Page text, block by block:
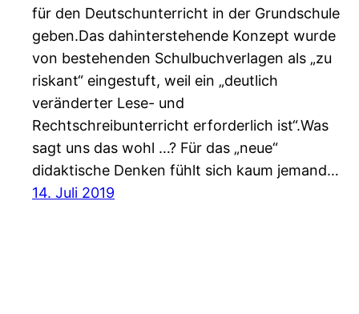
für den Deutschunterricht in der Grundschule
geben.Das dahinterstehende Konzept wurde
von bestehenden Schulbuchverlagen als „zu
riskant“ eingestuft, weil ein „deutlich
veränderter Lese- und
Rechtschreibunterricht erforderlich ist“.Was
sagt uns das wohl …? Für das „neue“
didaktische Denken fühlt sich kaum jemand…
14. Juli 2019